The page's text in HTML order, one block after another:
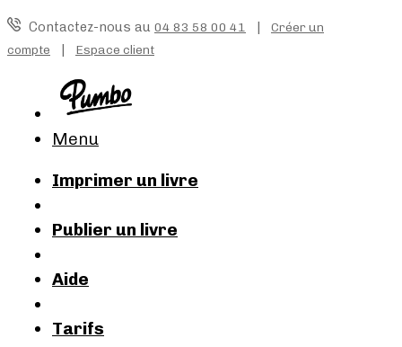
Contactez-nous au 04 83 58 00 41 | Créer un
compte | Espace client
Menu
Imprimer un livre
Publier un livre
Aide
Tarifs